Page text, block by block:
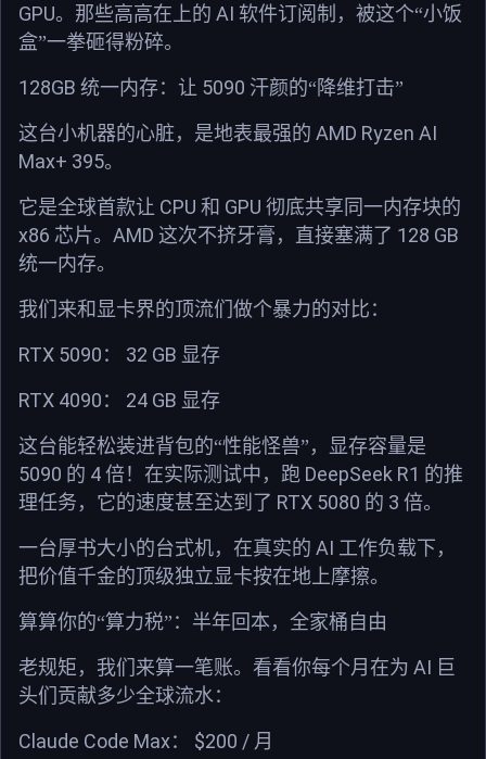
GPU。那些高高在上的 AI 软件订阅制，被这个“小饭
盒”一拳砸得粉碎。
128GB 统一内存：让 5090 汗颜的“降维打击”
这台小机器的心脏，是地表最强的 AMD Ryzen AI
Max+ 395。
它是全球首款让 CPU 和 GPU 彻底共享同一内存块的
x86 芯片。 AMD 这次不挤牙膏，直接塞满了 128 GB
统一内存。
我们来和显卡界的顶流们做个暴力的对比：
RTX 5090 ： 32 GB 显存
RTX 4090 ： 24 GB 显存
这台能轻松装进背包的“性能怪兽”，显存容量是
5090 的 4 倍！在实际测试中，跑 DeepSeek R1 的推
理任务，它的速度甚至达到了 RTX 5080 的 3 倍。
一台厚书大小的台式机，在真实的 AI 工作负载下，
把价值千金的顶级独立显卡按在地上摩擦。
算算你的“算力税”：半年回本，全家桶自由
老规矩，我们来算一笔账。看看你每个月在为 AI 巨
头们贡献多少全球流水：
Claude Code Max： $200 / 月